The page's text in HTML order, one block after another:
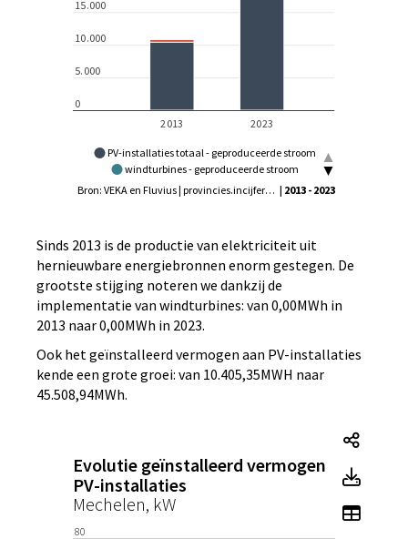
PV-installaties totaal - geproduceerde stroom
windturbines - geproduceerde stroom
waterkracht - geproduceerde stroom
Bron: VEKA en Fluvius | provincies.incijfers.be, VEKA, Fluvius en Elia | provincies.incijfers.be, VEKA | provincies.incijfers.be | 2013 - 2023
Sinds 2013 is de productie van elektriciteit uit
hernieuwbare energiebronnen enorm gestegen. De
grootste stijging noteren we dankzij de
implementatie van windturbines: van 0,00MWh in
2013 naar 0,00MWh in 2023.
Ook het geïnstalleerd vermogen aan PV-installaties
kende een grote groei: van 10.405,35MWH naar
45.508,94MWh.
Evolutie geïnstalleerd vermogen
PV-installaties
Mechelen, kW
80
Toon